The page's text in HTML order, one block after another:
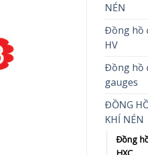
NÉN
Đồng hồ
HV
Đồng hồ
gauges
ĐỒNG
KHÍ NÉN
Đồng
HXC